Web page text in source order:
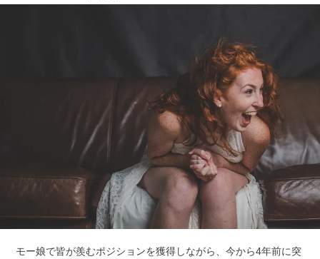
モー娘で皆が羨むポジションを獲得しながら、今から4年前に突